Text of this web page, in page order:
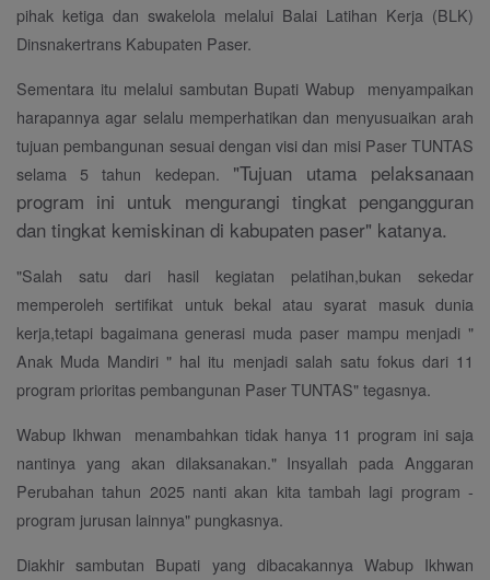
pihak ketiga dan swakelola melalui Balai Latihan Kerja (BLK)
Dinsnakertrans Kabupaten Paser.
Sementara itu melalui sambutan Bupati Wabup menyampaikan
harapannya agar selalu memperhatikan dan menyusuaikan arah
tujuan pembangunan sesuai dengan visi dan misi Paser TUNTAS
selama 5 tahun kedepan. "Tujuan utama pelaksanaan
program ini untuk mengurangi tingkat pengangguran
dan tingkat kemiskinan di kabupaten paser" katanya.
"Salah satu dari hasil kegiatan pelatihan,bukan sekedar
memperoleh sertifikat untuk bekal atau syarat masuk dunia
kerja,tetapi bagaimana generasi muda paser mampu menjadi "
Anak Muda Mandiri " hal itu menjadi salah satu fokus dari 11
program prioritas pembangunan Paser TUNTAS" tegasnya.
Wabup Ikhwan menambahkan tidak hanya 11 program ini saja
nantinya yang akan dilaksanakan." Insyallah pada Anggaran
Perubahan tahun 2025 nanti akan kita tambah lagi program -
program jurusan lainnya" pungkasnya.
Diakhir sambutan Bupati yang dibacakannya Wabup Ikhwan